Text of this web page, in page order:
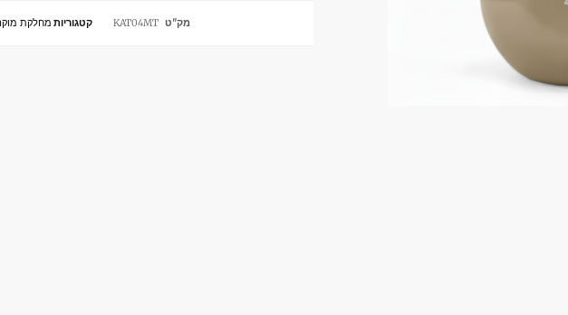
מק"ט KAT04MT קטגוריות מחלקת